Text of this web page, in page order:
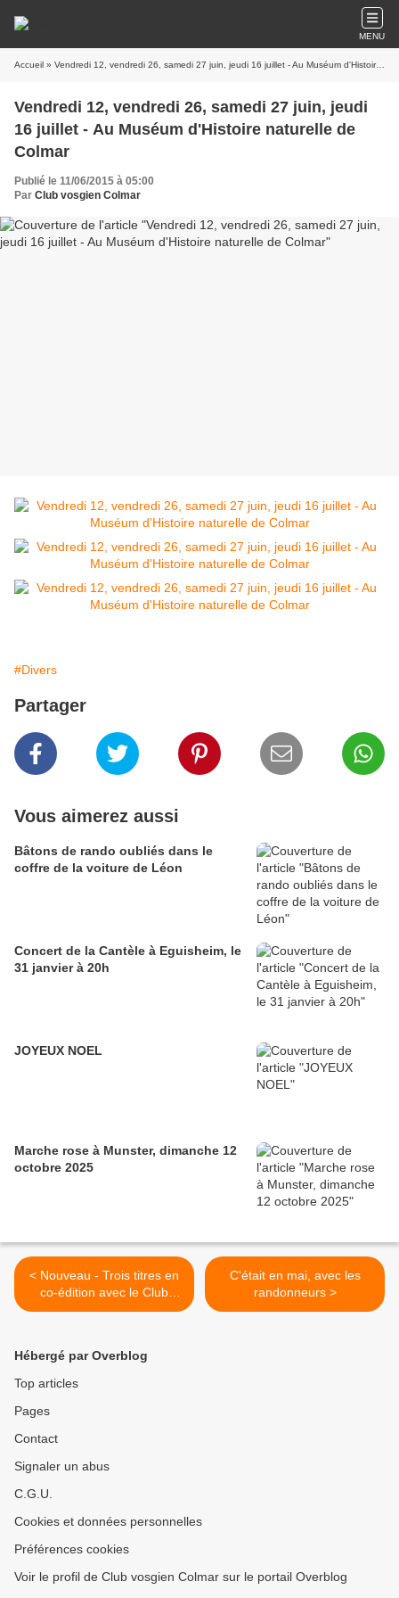
MENU
Accueil » Vendredi 12, vendredi 26, samedi 27 juin, jeudi 16 juillet - Au Muséum d'Histoire naturelle de Colmar
Vendredi 12, vendredi 26, samedi 27 juin, jeudi
16 juillet - Au Muséum d'Histoire naturelle de
Colmar
Publié le 11/06/2015 à 05:00
Par Club vosgien Colmar
#Divers
Partager
Vous aimerez aussi
Bâtons de rando oubliés dans le
coffre de la voiture de Léon
Concert de la Cantèle à Eguisheim, le
31 janvier à 20h
JOYEUX NOEL
Marche rose à Munster, dimanche 12
octobre 2025
< Nouveau - Trois titres en
co-édition avec le Club
vosgien
C'était en mai, avec les
randonneurs >
Hébergé par Overblog
Top articles
Pages
Contact
Signaler un abus
C.G.U.
Cookies et données personnelles
Préférences cookies
Voir le profil de Club vosgien Colmar sur le portail Overblog